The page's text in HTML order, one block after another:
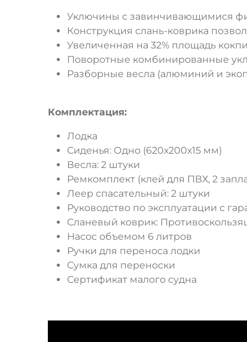
Уключины с завинчивающимися
Конструкция слань-коврика
Увеличенная на 32% площадь
Поворотные комбинированные
Разборные весла (алюминий и
Комплектация:
Лодка
Сиденья: Одно (620х200х15 мм)
Весла: 2 штуки
Ремкомплект (клей для ПВХ, 2
Леер спасательный: 2 штуки
Руководство по эксплуатации с
Сланевый коврик:
Насос объемом 6 литров
Ручки для переноса лодки
Сумка для переноски
Сертификат малого судна